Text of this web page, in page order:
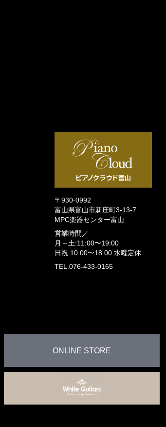
〒930-0992
富山県富山市新庄町3-13-7
MPC楽器センター富山
営業時間／
月～土:11:00〜19:00
日祝:10:00〜18:00 水曜定休
TEL.076-433-0165
ONLINE STORE